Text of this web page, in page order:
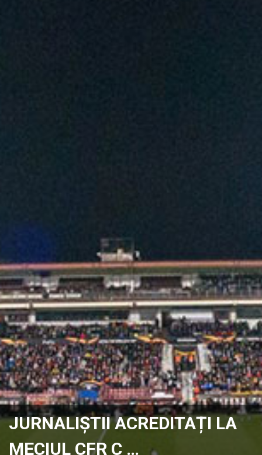
JURNALIȘTII ACREDITAȚI LA
MECIUL CFR C …